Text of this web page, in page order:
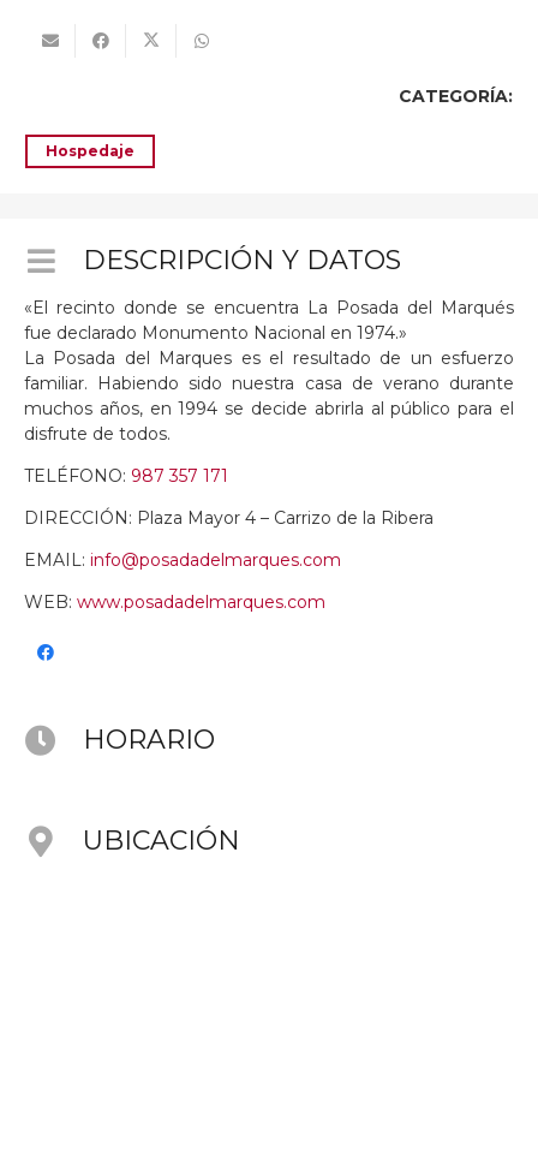
CATEGORÍA:
Hospedaje
DESCRIPCIÓN Y DATOS
«El recinto donde se encuentra La Posada del Marqués
fue declarado Monumento Nacional en 1974.»
La Posada del Marques es el resultado de un esfuerzo
familiar. Habiendo sido nuestra casa de verano durante
muchos años, en 1994 se decide abrirla al público para el
disfrute de todos.
TELÉFONO: 987 357 171
DIRECCIÓN: Plaza Mayor 4 – Carrizo de la Ribera
EMAIL: info@posadadelmarques.com
WEB: www.posadadelmarques.com
HORARIO
UBICACIÓN